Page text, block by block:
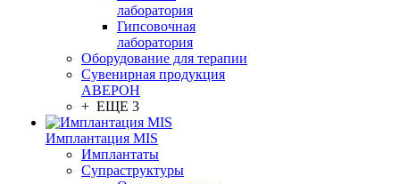
лаборатория
Гипсовочная
лаборатория
Оборудование для терапии
Сувенирная продукция
АВЕРОН
+ ЕЩЕ 3
Имплантация MIS
Имплантаты
Супраструктуры